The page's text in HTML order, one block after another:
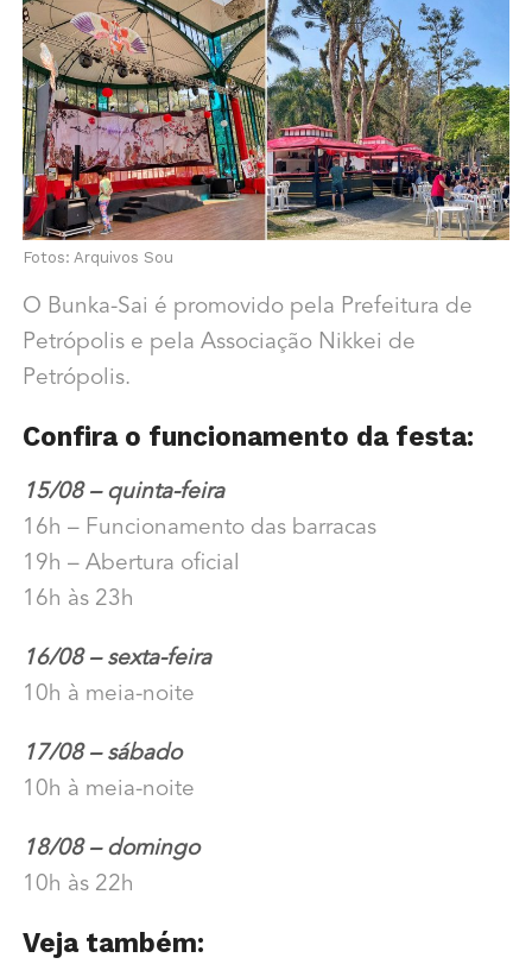
Fotos: Arquivos Sou
O Bunka-Sai é promovido pela Prefeitura de
Petrópolis e pela Associação Nikkei de
Petrópolis.
Confira o funcionamento da festa:
15/08 – quinta-feira
16h – Funcionamento das barracas
19h – Abertura oficial
16h às 23h
16/08 – sexta-feira
10h à meia-noite
17/08 – sábado
10h à meia-noite
18/08 – domingo
10h às 22h
Veja também: